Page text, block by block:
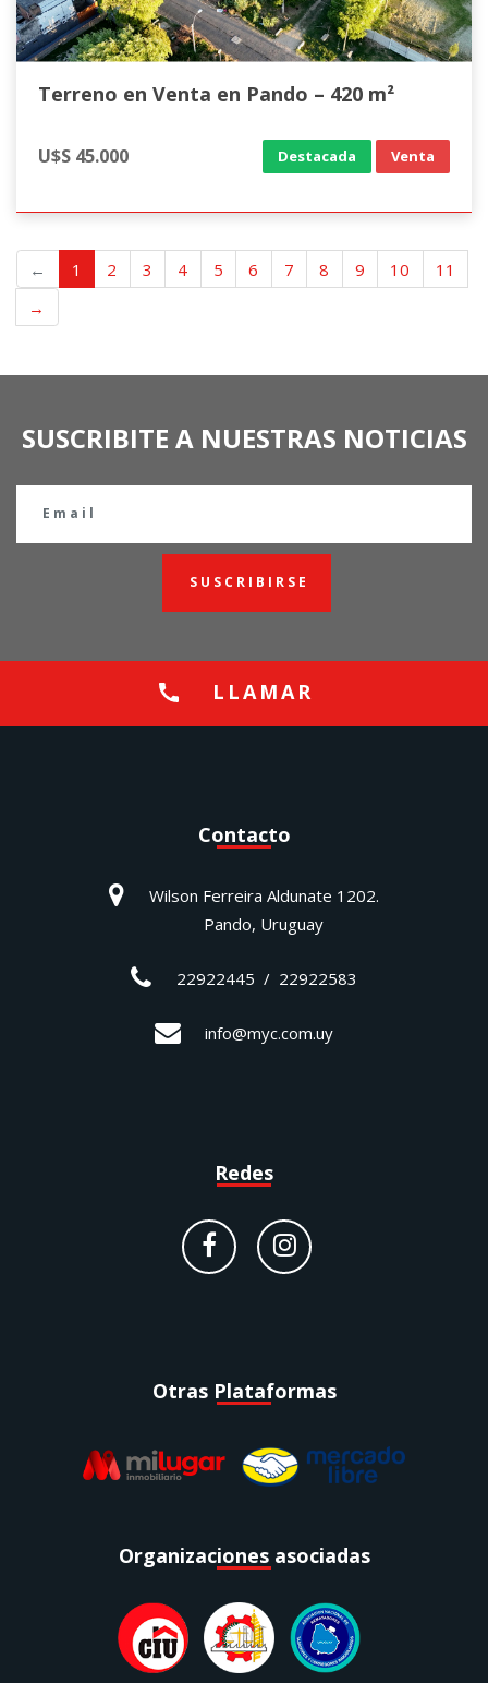
Terreno en Venta en Pando – 420 m²
U$S 45.000 Destacada Venta
← 1 2 3 4 5 6 7 8 9 10
11
→
SUSCRIBITE A NUESTRAS NOTICIAS
SUSCRIBIRSE
LLAMAR
Contacto
Wilson Ferreira Aldunate 1202.
Pando, Uruguay
22922445 / 22922583
info@myc.com.uy
Redes
Otras Plataformas
Organizaciones asociadas